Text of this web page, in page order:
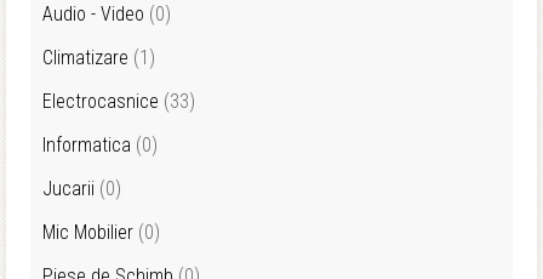
Audio - Video (0)
Climatizare (1)
Electrocasnice (33)
Informatica (0)
Jucarii (0)
Mic Mobilier (0)